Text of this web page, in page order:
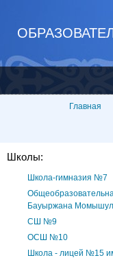
Главная
Школы:
Школа-гимназия №7
Бауыржана
СШ №9
ОСШ №10
Школа - лицей №15